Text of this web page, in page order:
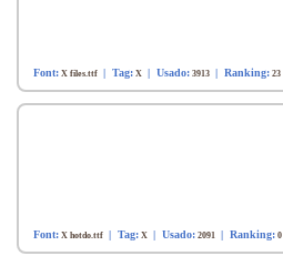
Font: X files.ttf | Tag: X | Usado: 3913 | Ranking: 23
Font: X hotdo.ttf | Tag: X | Usado: 2091 | Ranking: 0